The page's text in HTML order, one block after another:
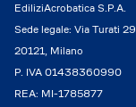
EdiliziAcrobatica S.P.A.
Sede legale: Via Turati 29
20121, Milano
P. IVA 01438360990
REA: MI-1785877